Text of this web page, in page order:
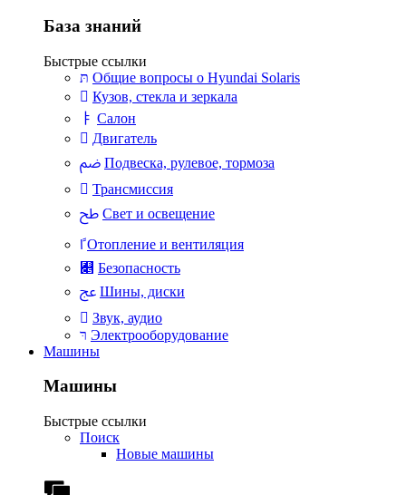
База знаний
Быстрые ссылки
Общие вопросы о Hyundai Solaris
Кузов, стекла и зеркала
Салон
Двигатель
Подвеска, рулевое, тормоза
Трансмиссия
Свет и освещение
Отопление и вентиляция
Безопасность
Шины, диски
Звук, аудио
Электрооборудование
Машины
Машины
Быстрые ссылки
Поиск
Новые машины